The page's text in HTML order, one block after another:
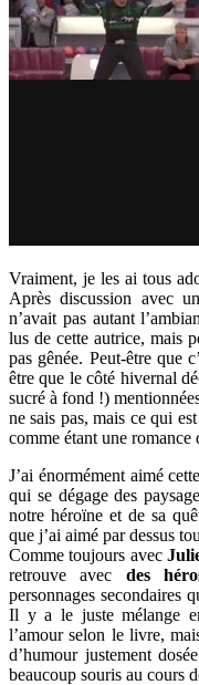
Vraiment, je les ai tous
Après discussion avec
n’avait pas autant
lus de cette autrice, mais
pas gênée. Peut-être que
être que le côté hivernal
sucré à fond !)
ne sais pas, mais ce qui
comme étant une romance
J’ai énormément aimé
qui se dégage des
notre héroïne et de sa
que j’ai aimé par dessus
Comme toujours avec
retrouve avec des
personnages secondaires
Il y a le juste mélange
l’amour selon le livre,
d’humour justement
beaucoup souris au cours